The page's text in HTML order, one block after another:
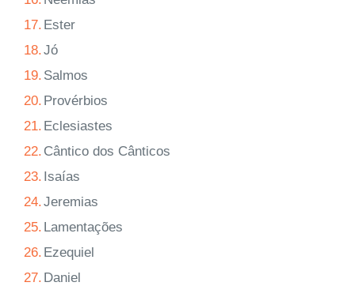
17. Ester
18.Jó
19. Salmos
20. Provérbios
21. Eclesiastes
22. Cântico dos Cânticos
23. Isaías
24.Jeremias
25. Lamentações
26. Ezequiel
27. Daniel